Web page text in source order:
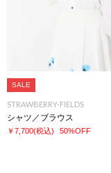
SALE
STRAWBERRY-FIELDS
シャツ／ブラウス
￥7,700(税込) 50%OFF